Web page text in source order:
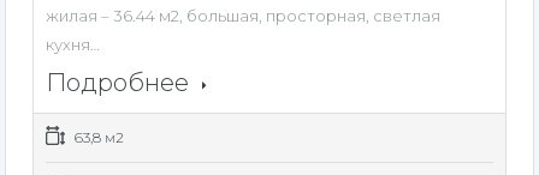
жилая – 36.44 м2, большая, просторная, светлая
кухня…
Подробнее
63,8 м2